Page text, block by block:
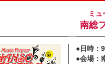
ミ
南総
●日時：
●会場：